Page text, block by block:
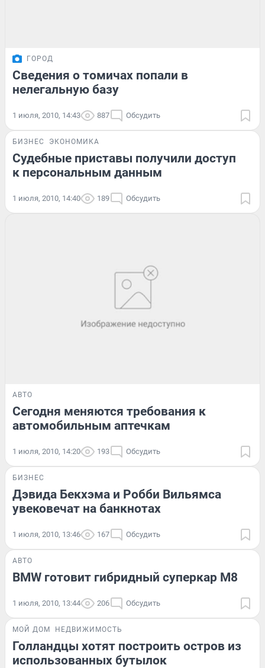
ГОРОД
Сведения о томичах попали в
нелегальную базу
1 июля, 2010, 14:43 887 Обсудить
БИЗНЕС ЭКОНОМИКА
Судебные приставы получили доступ
к персональным данным
1 июля, 2010, 14:40 189 Обсудить
АВТО
Сегодня меняются требования к
автомобильным аптечкам
1 июля, 2010, 14:20 193 Обсудить
БИЗНЕС
Дэвида Бекхэма и Робби Вильямса
увековечат на банкнотах
1 июля, 2010, 13:46 167 Обсудить
АВТО
BMW готовит гибридный суперкар M8
1 июля, 2010, 13:44 206 Обсудить
МОЙ ДОМ НЕДВИЖИМОСТЬ
Голландцы хотят построить остров из
использованных бутылок